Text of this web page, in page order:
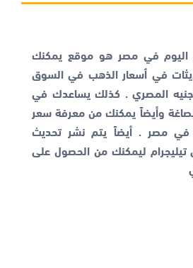
اليوم في مصر هو موقع يمكنك
في أسعار الذهب في السوق
المصري . كذلك يساعدك في
وأيضاً يمكنك من معرفة سعر
في مصر . أيضاً يتم نشر تحديث
تيليجرام ليمكنك من الحصول على